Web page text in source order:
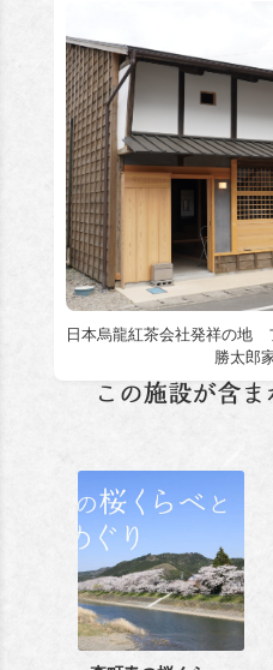
日本烏龍紅茶会社発祥の地
勝太郎